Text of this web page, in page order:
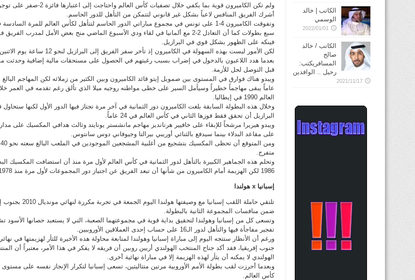
ولم تكن الكاميرون قوية بما يكفي خلال تصفيات كأس العالم واحتاجت إلى
أشرك الفريق المنافس لاعباً بشكل غير قانوني لتتمكن من التأهل للدور الحاسم.
وتفوقت الكاميرون 4-1 على تونس في مجموع مباراتي الدور الحاسم لتتأهل لكأس العالم للمرة
سبع بطولات كما أن التعادل 2-2 مع ألمانيا في لقاء ودي الأسبوع الماضي منح بعض الأمل لمدرب الفريق
فينكه على الظهور بشكل قوي في البرازيل.
لكن الأمور ليست بهذه السهولة في الكاميرون إذ تأخر سفر الفريق إلى
بعدما هدد اللاعبون بالدخول في إضراب بسبب رغبتهم في الحصول على مستحقات مالية إضافية وحدثت
قبل التوصل لحل للأزمة.
عاماً يبقى مهاجماً خطيراً وسيأمل السير على خطى مواطنه روجيه ميلا الذي تألق رغم تقدمه في العمر
العالم 1990 في إيطاليا.
وخلال هذه البطولة السابقة بلغت الكاميرون دور الثمانية في آخر مرة تجتاز فيها الدور الأول لكنها
البرازيل أن تحقق فقط فوزها الثاني في كأس العالم في 24 عاماً.
ويبدو هيريرا مرشحاً للإبقاء على خافيير هرنانديز مهاجم مانشستر يونايتد وثالث هدافي المكسيك على مدار
على مقاعد البدلاء بينما سيدفع بالثنائي أوريبي بيرالتا وجيوفاني دوس سانتوس.
متفرج.
وتحلم هذه الجماهير الكبيرة بالتأهل لدور الثمانية في كأس العالم لأول مرة منذ أن استضافت المكسيك
1986 لكن الهزيمة أمام الكاميرون من شأنها أن تبعد الفريق عن اجتياز دور المجموعات لأول مرة منذ 1978.
إسبانيا x هولندا
تلتقي حاملة اللقب إسبانيا مع وصيفتها هولندا اليوم
ضمن منافسات المجموعة الثانية بالبطولة.
وتسعى كل من إسبانيا وهولندا لتحقيق بداية قوية في مجموعتهما الصعبة، التي لا يستعبد حصانها الأسود
تفجير مفاجأة فيها والتأهل لدور الـ16 على حساب إحدى العملاقين الأوروبيين.
ورغم أن الأنظار ستتجه اليوم إلى مباراة إسبانيا وهولندا لمتابعة محاولة هذه الأخيرة للثأر لهزيمتها في
جنوب إفريقيا، فقد أكد جناح المنتخب الهولندي أريين روبين أن فريقه لا يفكر في هذا الأمر، معتبراً أن
الهولندي لا يمكنه أن يثأر لهذه الهزيمة إلا في مباراة نهائية أخرى.
وبعدما أحرزت لقب بطولة الأمم الأوروبية مرتين متتاليتين، تسعى إسبانيا لتكرار الإنجاز نفسه على
كأس العالم.
الكاتب | خالد
الوسمي
2022/01/01
الكاتب / خالد
صالح
المسافريكتب:
رحيل .. الوافدين
2021/11/17